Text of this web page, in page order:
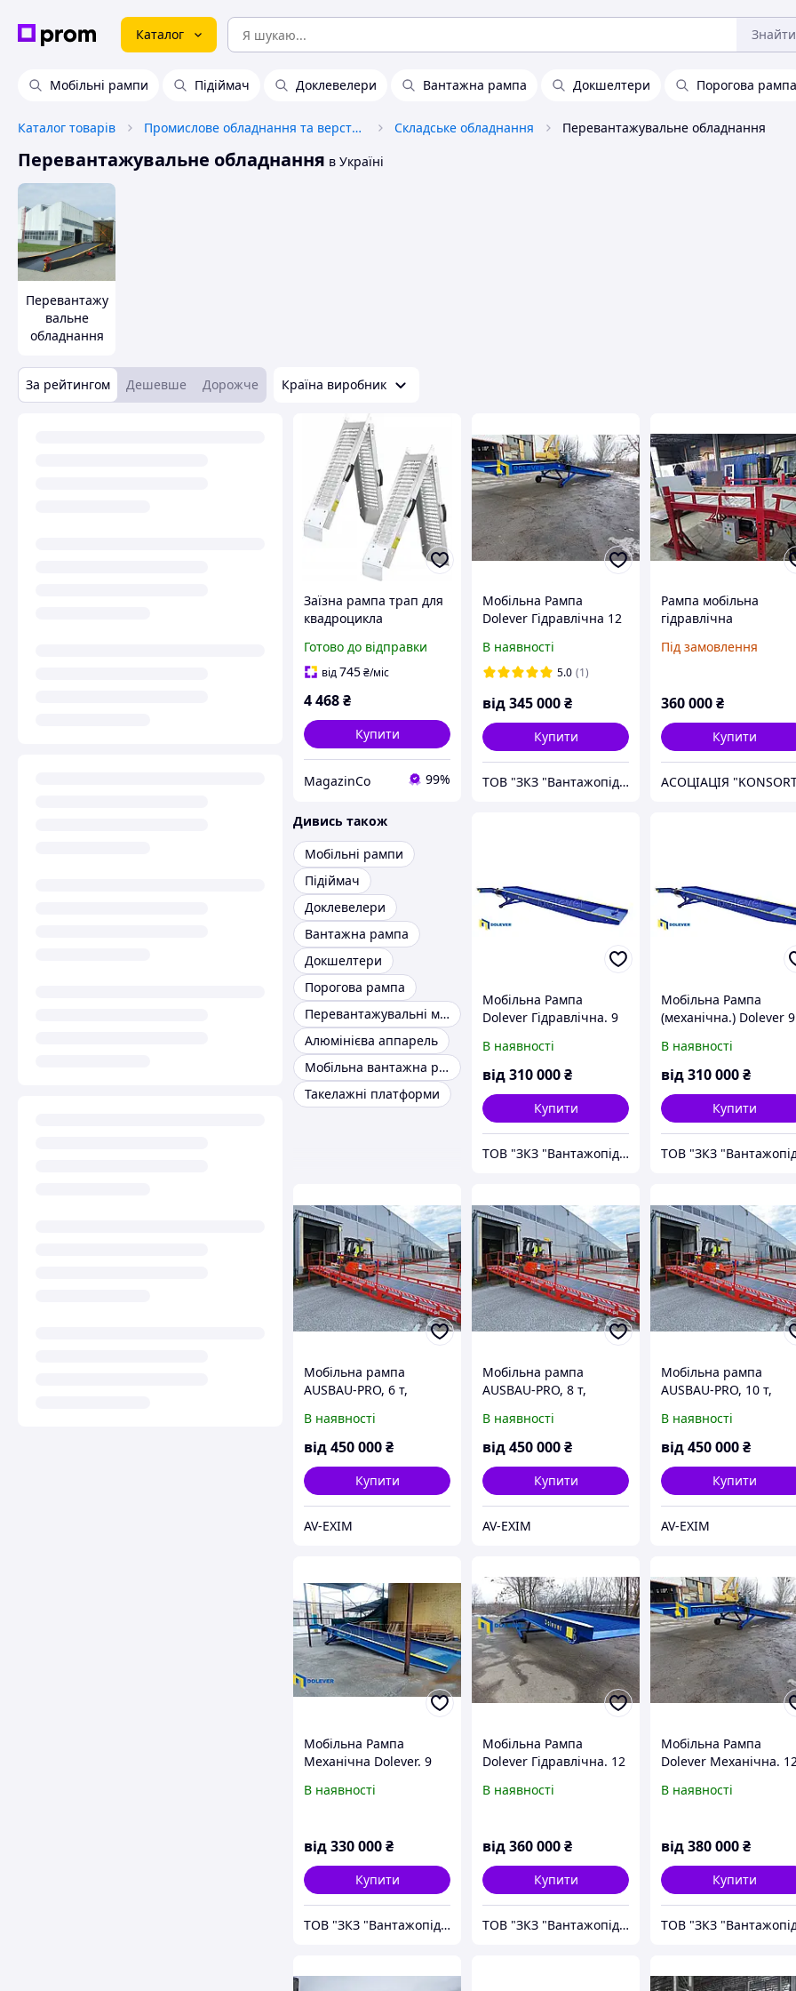
Каталог Знайти
Мобільні рампи Підіймач Доклевелери Вантажна рампа Докшелтери Порогова рампа
Каталог товарів Промислове обладнання та верстати Складське обладнання Перевантажувальне обладнання
Перевантажувальне обладнання в Україні
Перевантажу
вальне
обладнання
За рейтингом Дешевше Дорожче Країна виробник
Заїзна рампа трап для
квадроцикла
2шт 190 см ART-2391
Готово до відправки
від745₴/міс
4 468₴
Купити
MagazinCo 99%
Мобільна Рампа
Dolever Гідравлічна 12
30 % Гарантія від 24
місяців
В наявності
5.0 (1)
від345 000₴
Купити
ТОВ "ЗКЗ "Вантажопідйомні механізми"
Рампа мобільна
гідравлічна
Під замовлення
360 000₴
Купити
АСОЦІАЦІЯ
Дивись також
Мобільні рампи
Підіймач
Доклевелери
Вантажна рампа
Докшелтери
Порогова рампа
Перевантажувальні мости
Алюмінієва аппарель
Мобільна вантажна рампа
Такелажні платформи
Мобільна Рампа
Dolever Гідравлічна. 9
міцності 30 %. Гарантія
від 24 місяців.
В наявності
від310 000₴
Купити
ТОВ "ЗКЗ "Вантажопідйомні механізми"
Мобільна Рампа
(механічна.) Dolever 9
міцності 30 %. Гарантія
від 24 місяців.
В наявності
від310 000₴
Купити
Мобільна рампа
AUSBAU-PRO, 6 т,
виробника
В наявності
від450 000₴
Купити
AV-EXIM
Мобільна рампа
AUSBAU-PRO, 8 т,
виробника
В наявності
від450 000₴
Купити
AV-EXIM
Мобільна рампа
AUSBAU-PRO, 10 т,
виробника
В наявності
від450 000₴
Купити
AV-EXIM
Мобільна Рампа
Механічна Dolever. 9
міцності 30 %. Гарантія
В наявності
від330 000₴
Купити
ТОВ "ЗКЗ "Вантажопідйомні механізми"
Мобільна Рампа
Dolever Гідравлічна. 12
міцності 30 %. Гарантія
В наявності
від360 000₴
Купити
ТОВ "ЗКЗ "Вантажопідйомні механізми"
Мобільна Рампа
Dolever Механічна.
міцності 30 %. Гарантія
В наявності
від380 000₴
Купити